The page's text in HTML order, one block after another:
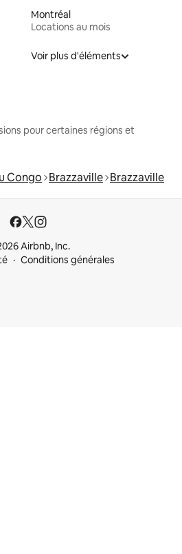
Montréal
Locations au mois
Voir plus d'éléments
pour certaines régions et
Congo Brazzaville Brazzaville
Airbnb, Inc.
Conditions générales